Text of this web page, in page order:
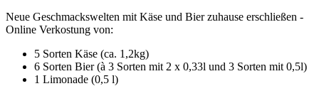
Neue Geschmackswelten mit Käse und Bier zuhause erschließen -
Online Verkostung von:
5 Sorten Käse (ca. 1,2kg)
6 Sorten Bier (à 3 Sorten mit 2 x 0,33l und 3 Sorten mit 0,5l)
1 Limonade (0,5 l)